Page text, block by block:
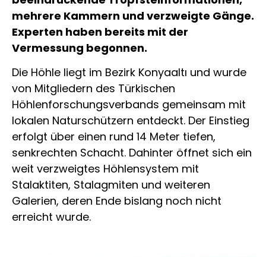
mehrere Kammern und verzweigte Gänge.
Experten haben bereits mit der
Vermessung begonnen.
Die Höhle liegt im Bezirk Konyaaltı und wurde
von Mitgliedern des Türkischen
Höhlenforschungsverbands gemeinsam mit
lokalen Naturschützern entdeckt. Der Einstieg
erfolgt über einen rund 14 Meter tiefen,
senkrechten Schacht. Dahinter öffnet sich ein
weit verzweigtes Höhlensystem mit
Stalaktiten, Stalagmiten und weiteren
Galerien, deren Ende bislang noch nicht
erreicht wurde.